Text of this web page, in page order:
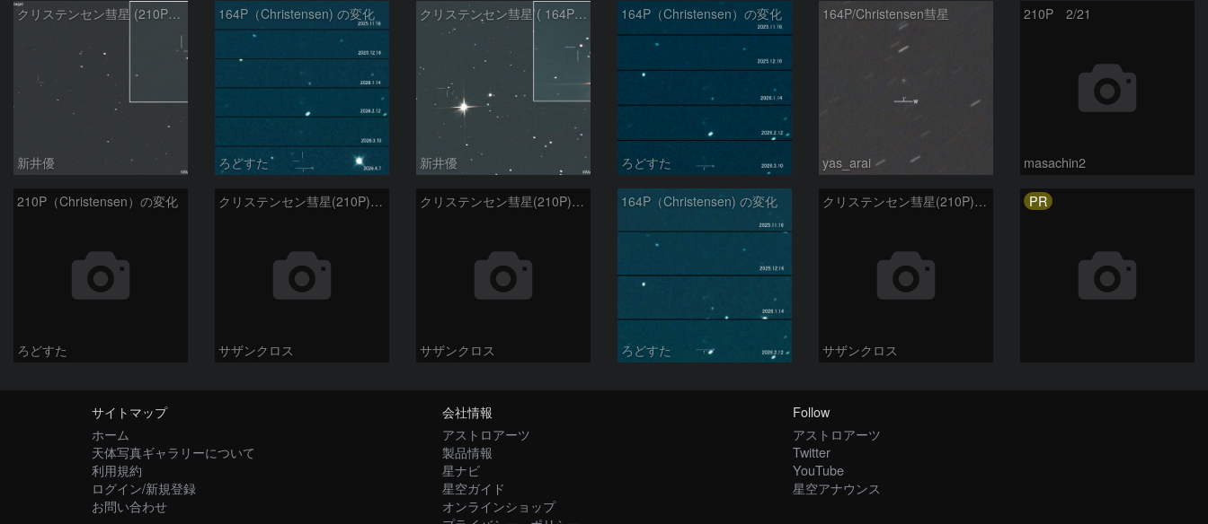
クリステンセン彗星 (210P)の予報位置：2026/06/10
新井優
164P（Christensen) の変化
ろどすた
クリステンセン彗星 ( 164P )：2026/03/22
新井優
164P（Christensen）の変化
ろどすた
164P/Christensen彗星
yas_arai
210P 2/21
masachin2
210P（Christensen）の変化
ろどすた
クリステンセン彗星(210P)12月27日 Seestar50
サザンクロス
クリステンセン彗星(210P)12月19日 Seestar50
サザンクロス
164P（Christensen) の変化
ろどすた
クリステンセン彗星(210P)12月10日 Seestar50
サザンクロス
PR
サイトマップ
ホーム
天体写真ギャラリーについて
利用規約
ログイン/新規登録
お問い合わせ
会社情報
アストロアーツ
製品情報
星ナビ
星空ガイド
オンラインショップ
Follow
アストロアーツ
Twitter
YouTube
星空アナウンス